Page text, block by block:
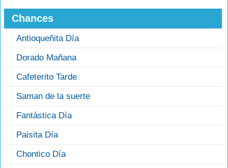
Chances
Antioqueñita Día
Dorado Mañana
Cafeterito Tarde
Saman de la suerte
Fantástica Día
Paisita Día
Chontico Día